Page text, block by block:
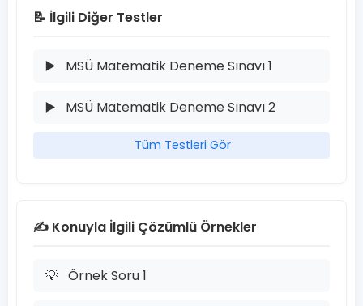
📝 İlgili Diğer Testler
▶️ MSÜ Matematik Deneme Sınavı 1
▶️ MSÜ Matematik Deneme Sınavı 2
Tüm Testleri Gör
✍️ Konuyla İlgili Çözümlü Örnekler
💡 Örnek Soru 1